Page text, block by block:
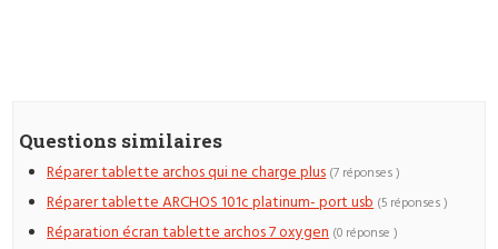
Questions similaires
Réparer tablette archos qui ne charge plus (7 réponses )
Réparer tablette ARCHOS 101c platinum- port usb (5 réponses )
Réparation écran tablette archos 7 oxygen (0 réponse )